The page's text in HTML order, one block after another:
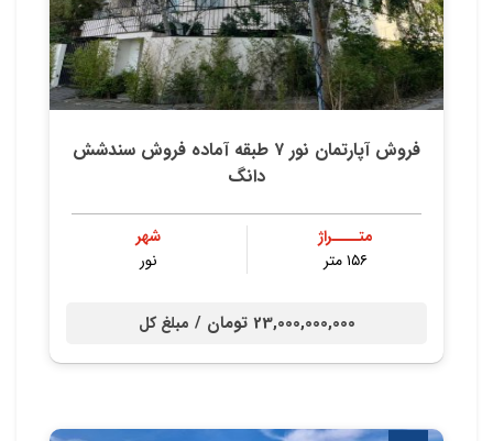
فروش آپارتمان نور ۷ طبقه آماده فروش سندشش
دانگ
متــــراژ
۱۵۶ متر
شهر
نور
23,000,000,000 تومان / مبلغ کل